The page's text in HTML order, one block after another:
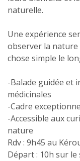
naturelle.
Une expérience
observer la
chose simple le
-Balade guidée et
médicinales
-Cadre
-Accessible aux
nature
Rdv : 9h45 au
Départ : 10h sur